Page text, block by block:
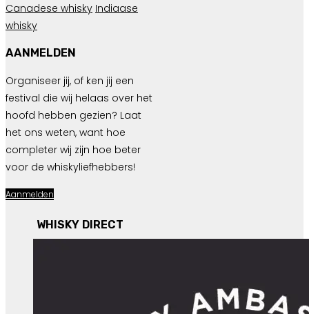
Canadese whisky Indiaase
whisky
AANMELDEN
Organiseer jij, of ken jij een
festival die wij helaas over het
hoofd hebben gezien? Laat
het ons weten, want hoe
completer wij zijn hoe beter
voor de whiskyliefhebbers!
Aanmelden
WHISKY DIRECT